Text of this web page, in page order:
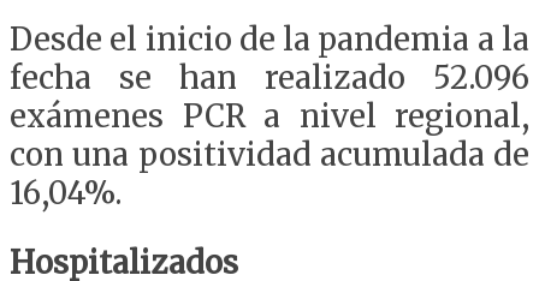
Desde el inicio de la pandemia a la
fecha se han realizado 52.096
exámenes PCR a nivel regional,
con una positividad acumulada de
16,04%.
Hospitalizados